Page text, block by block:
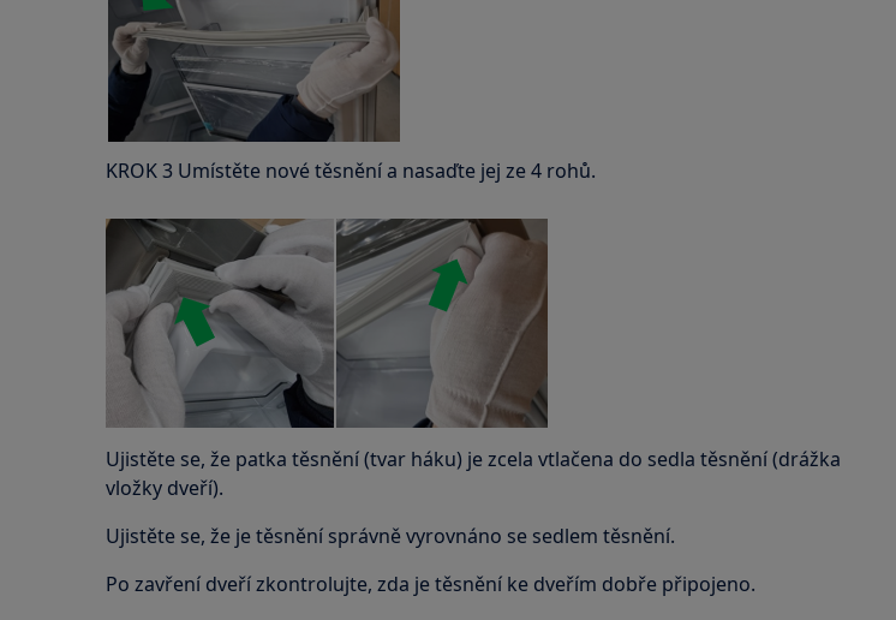
KROK 3 Umístěte nové těsnění a nasaďte jej ze 4 rohů.
Ujistěte se, že patka těsnění (tvar háku) je zcela vtlačena do sedla těsnění (drážka
vložky dveří).
Ujistěte se, že je těsnění správně vyrovnáno se sedlem těsnění.
Po zavření dveří zkontrolujte, zda je těsnění ke dveřím dobře připojeno.